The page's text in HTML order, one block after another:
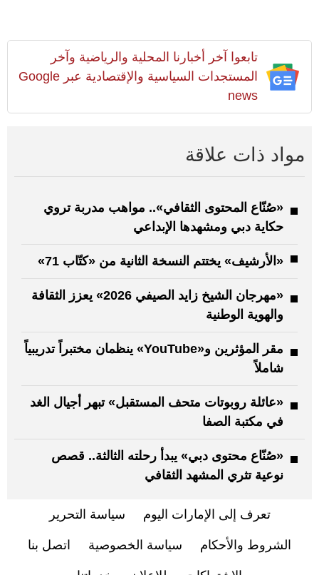
تابعوا آخر أخبارنا المحلية والرياضية وآخر
المستجدات السياسية والإقتصادية عبر Google
news
مواد ذات علاقة
«صُنّاع المحتوى الثقافي».. مواهب مدربة تروي
حكاية دبي ومشهدها الإبداعي
«الأرشيف» يختتم النسخة الثانية من «كتّاب 71»
«مهرجان الشيخ زايد الصيفي 2026» يعزز الثقافة
والهوية الوطنية
مقر المؤثرين و«YouTube» ينظمان مختبراً تدريبياً
شاملاً
«عائلة روبوتات متحف المستقبل» تبهر أجيال الغد
في مكتبة الصفا
«صُنّاع محتوى دبي» يبدأ رحلته الثالثة.. قصص
نوعية تثري المشهد الثقافي
تعرف إلى الإمارات اليوم سياسة التحرير
الشروط والأحكام سياسة الخصوصية اتصل بنا